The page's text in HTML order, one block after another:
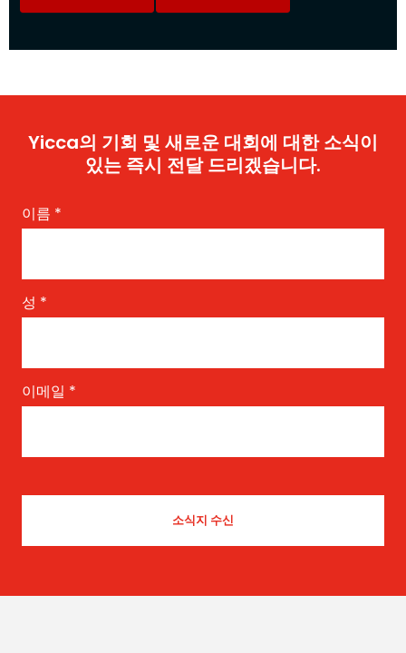
Yicca의 기회 및 새로운 대회에 대한 소식이
있는 즉시 전달 드리겠습니다.
이름 *
성 *
이메일 *